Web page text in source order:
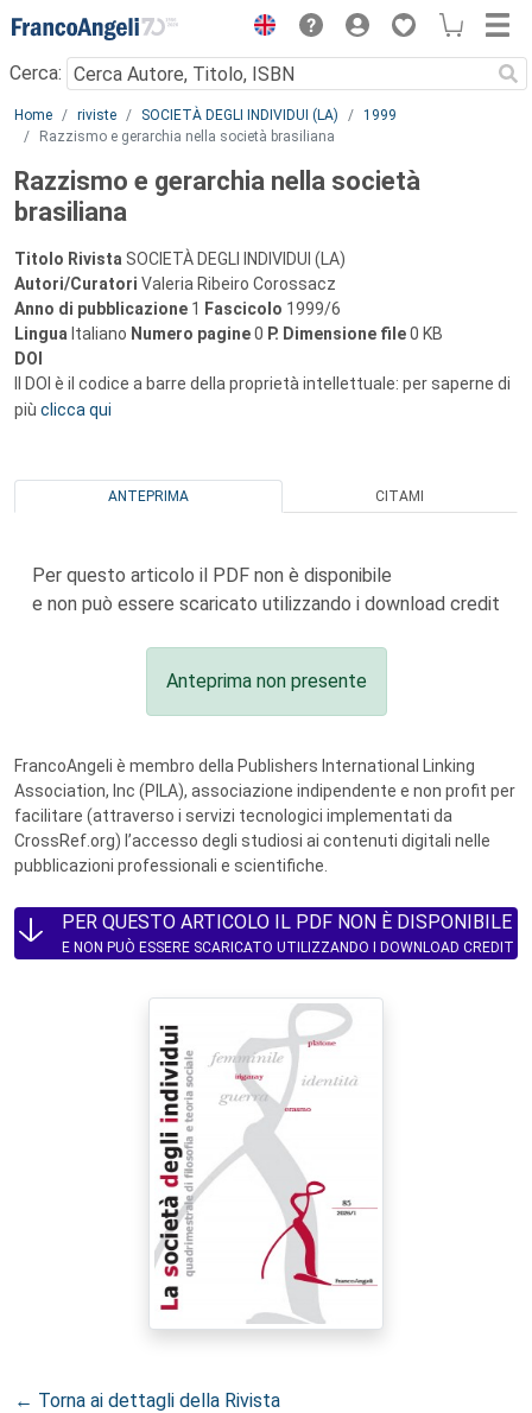
Menu
Cerca:
Main content
Home riviste SOCIETÀ DEGLI INDIVIDUI (LA)
1999
Razzismo e gerarchia nella società brasiliana
Razzismo e gerarchia nella società
brasiliana
Titolo Rivista SOCIETÀ DEGLI INDIVIDUI (LA)
Autori/Curatori Valeria Ribeiro Corossacz
Anno di pubblicazione 1 Fascicolo 1999/6
Lingua Italiano Numero pagine0 P. Dimensione file0 KB
DOI
Il DOI è il codice a barre della proprietà intellettuale: per saperne di
più clicca qui
ANTEPRIMA CITAMI
Per questo articolo il PDF non è disponibile
e non può essere scaricato utilizzando i download credit
Anteprima non presente
FrancoAngeli è membro della Publishers International Linking
Association, Inc (PILA), associazione indipendente e non profit per
facilitare (attraverso i servizi tecnologici implementati da
CrossRef.org) l’accesso degli studiosi ai contenuti digitali nelle
pubblicazioni professionali e scientifiche.
PER QUESTO ARTICOLO IL PDF NON È DISPONIBILE
E NON PUÒ ESSERE SCARICATO UTILIZZANDO I DOWNLOAD CREDIT
← Torna ai dettagli della Rivista